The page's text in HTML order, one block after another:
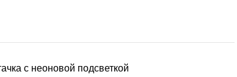
с неоновой подсветкой